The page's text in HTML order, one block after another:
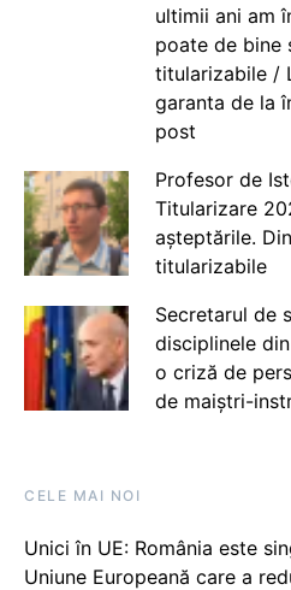
ultimii ani am
poate de bine
titularizabile /
garanta de la
post
Profesor de
Titularizare
așteptările.
titularizabile
Secretarul de
disciplinele
o criză de
de maiștri-
CELE MAI NOI
Unici în UE: România este
Uniune Europeană care a